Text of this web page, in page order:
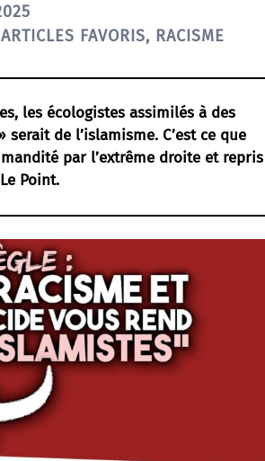
FAVORIS, RACISME
les écologistes assimilés à des
de l’islamisme. C’est ce que
par l’extrême droite et repris
Point.